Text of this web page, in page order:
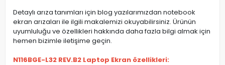
Detaylı arıza tanımları için blog yazılarımızdan notebook
ekran arızaları ile ilgili makalemizi okuyabilirsiniz. Ürünün
uyumluluğu ve özellikleri hakkında daha fazla bilgi almak için
hemen bizimle iletişime geçin.
N116BGE-L32 REV.B2 Laptop Ekran özellikleri: